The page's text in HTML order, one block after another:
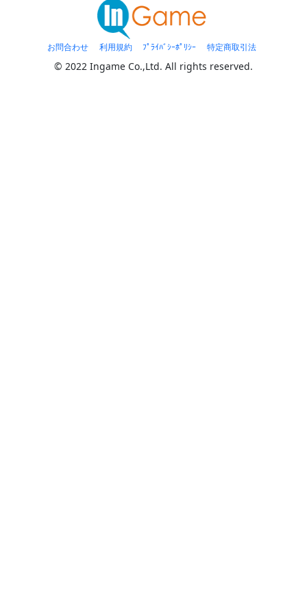
お問合わせ 利用規約 ﾌﾟﾗｲﾊﾞｼｰﾎﾟﾘｼｰ 特定商取引法
© 2022 Ingame Co.,Ltd. All rights reserved.